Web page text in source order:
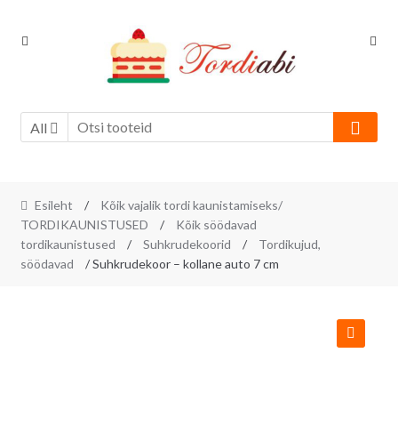
Skip
Skip
All
Esileht /
Kõik vajalik tordi kaunistamiseks/
TORDIKAUNISTUSED
/
Kõik söödavad
tordikaunistused
/ Suhkrudekoorid /
Tordikujud,
söödavad
/ Suhkrudekoor – kollane auto 7 cm